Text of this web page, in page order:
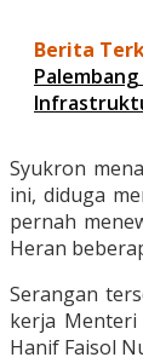
Berita
Syukron
ini, diduga
pernah
Heran
Serangan
kerja Menteri
Hanif Faisol